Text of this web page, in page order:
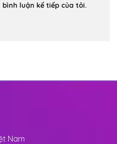
luận kế tiếp của tôi.
Nam